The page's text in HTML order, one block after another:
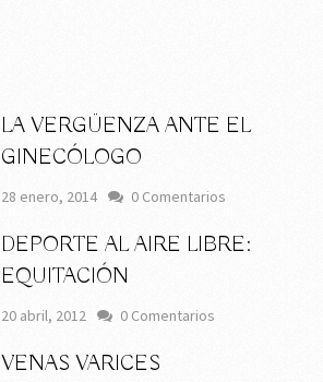
LA VERGÜENZA ANTE EL
GINECÓLOGO
28 enero, 2014 0 Comentarios
DEPORTE AL AIRE LIBRE:
EQUITACIÓN
20 abril, 2012 0 Comentarios
VENAS VARICES